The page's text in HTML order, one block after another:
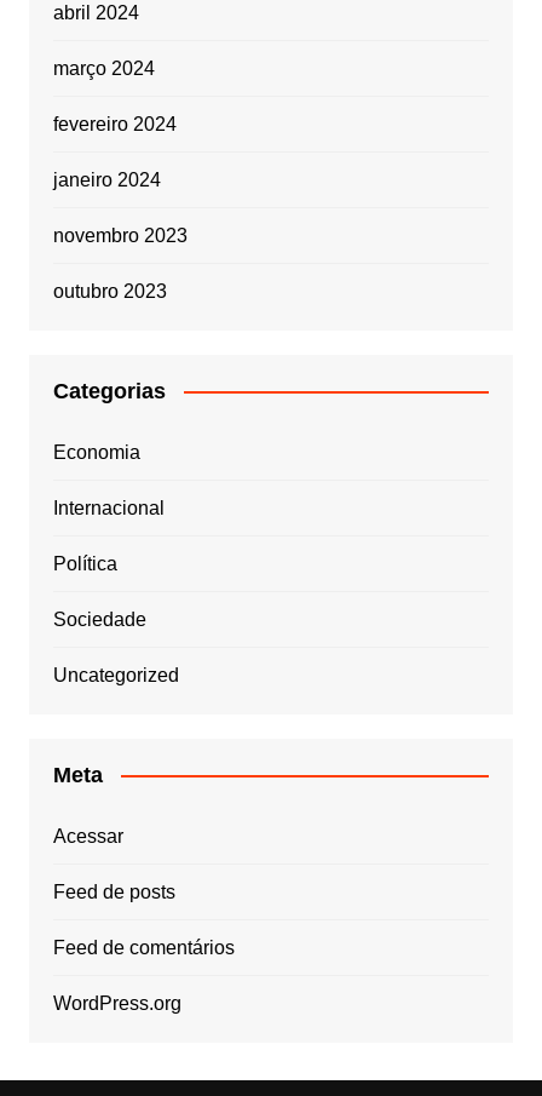
abril 2024
março 2024
fevereiro 2024
janeiro 2024
novembro 2023
outubro 2023
Categorias
Economia
Internacional
Política
Sociedade
Uncategorized
Meta
Acessar
Feed de posts
Feed de comentários
WordPress.org